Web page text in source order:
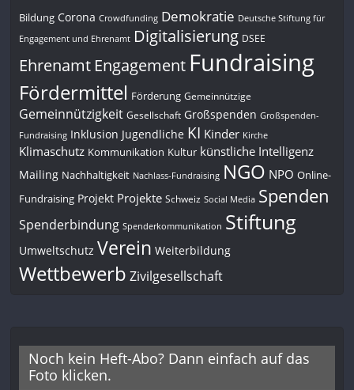
Bildung Corona Crowdfunding Demokratie Deutsche Stiftung für
Engagement und Ehrenamt Digitalisierung DSEE
Ehrenamt Engagement Fundraising
Fördermittel Förderung Gemeinnützige
Gemeinnützigkeit Gesellschaft Großspenden Großspenden-
Fundraising Inklusion Jugendliche KI Kinder Kirche
Klimaschutz Kommunikation Kultur künstliche Intelligenz
Mailing Nachhaltigkeit Nachlass-Fundraising NGO NPO Online-
Fundraising Projekt Projekte Schweiz Social Media Spenden
Spenderbindung Spenderkommunikation Stiftung
Umweltschutz Verein Weiterbildung
Wettbewerb Zivilgesellschaft
Noch kein Heft-Abo? Dann einfach auf das
Foto klicken.